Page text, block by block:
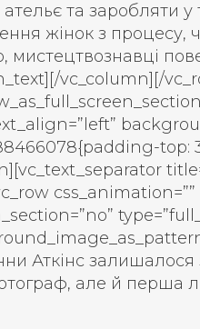
та заробляти
жінок з процесу,
мистецтвознавці
vc_column][/
css_animation=””
Аткінс
але й перша